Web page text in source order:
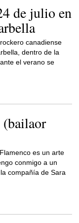
de julio en
canadiense
dentro de la
el verano se
es un arte
conmigo a un
compañía de Sara